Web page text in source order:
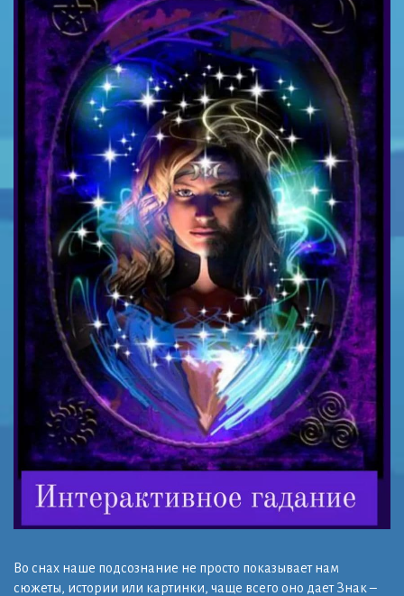
Во снах наше подсознание не просто показывает нам
сюжеты, истории или картинки, чаще всего оно дает Знак –